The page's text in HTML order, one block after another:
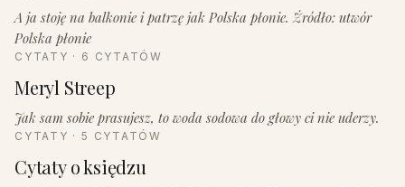
A ja stoję na balkonie i patrzę jak Polska płonie. Źródło: utwór
Polska płonie
CYTATY · 6 CYTATÓW
Meryl Streep
Jak sam sobie prasujesz, to woda sodowa do głowy ci nie uderzy.
CYTATY · 5 CYTATÓW
Cytaty o księdzu